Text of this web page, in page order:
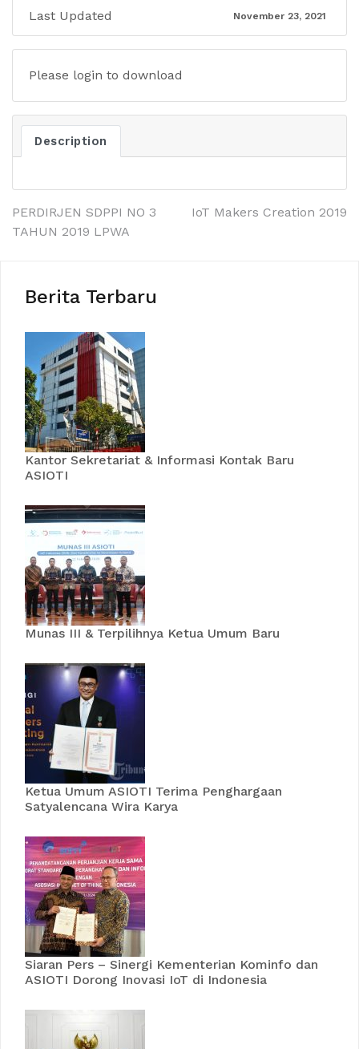
Last Updated November 23, 2021
Please login to download
Description
PERDIRJEN SDPPI NO 3
TAHUN 2019 LPWA
IoT Makers Creation 2019
Berita Terbaru
Kantor Sekretariat & Informasi Kontak Baru
ASIOTI
Munas III & Terpilihnya Ketua Umum Baru
Ketua Umum ASIOTI Terima Penghargaan
Satyalencana Wira Karya
Siaran Pers – Sinergi Kementerian Kominfo dan
ASIOTI Dorong Inovasi IoT di Indonesia